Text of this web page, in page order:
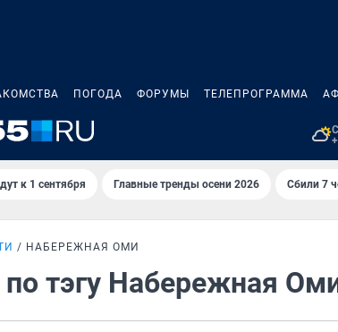
ПОГОДА ФОРУМЫ ТЕЛЕПРОГРАММА
к 1 сентября Главные тренды осени 2026 Сбили 7
НАБЕРЕЖНАЯ ОМИ
тэгу Набережная